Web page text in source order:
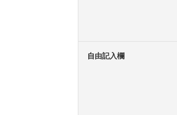
自由記入欄